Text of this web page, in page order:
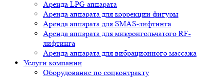
Аренда LPG аппарата
Аренда аппарата для коррекции фигуры
Аренда аппарата для SMAS-лифтинга
Аренда аппарата для микроигольчатого RF-
лифтинга
Аренда аппарата для вибрационного массажа
Услуги компании
Оборудование по соцконтракту